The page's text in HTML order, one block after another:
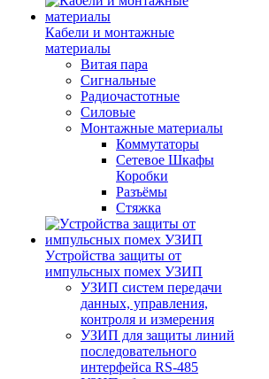
Кабели и монтажные
материалы
Витая пара
Сигнальные
Радиочастотные
Силовые
Монтажные материалы
Коммутаторы
Сетевое Шкафы
Коробки
Разъёмы
Стяжка
Уcтройства защиты от
импульсных помех УЗИП
УЗИП систем передачи
данных, управления,
контроля и измерения
УЗИП для защиты линий
последовательного
интерфейса RS-485